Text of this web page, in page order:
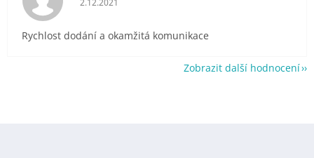
2.12.2021
Rychlost dodání a okamžitá komunikace
Zobrazit další hodnocení